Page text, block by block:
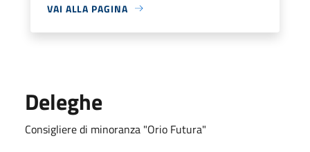
VAI ALLA PAGINA
Deleghe
Consigliere di minoranza "Orio Futura"